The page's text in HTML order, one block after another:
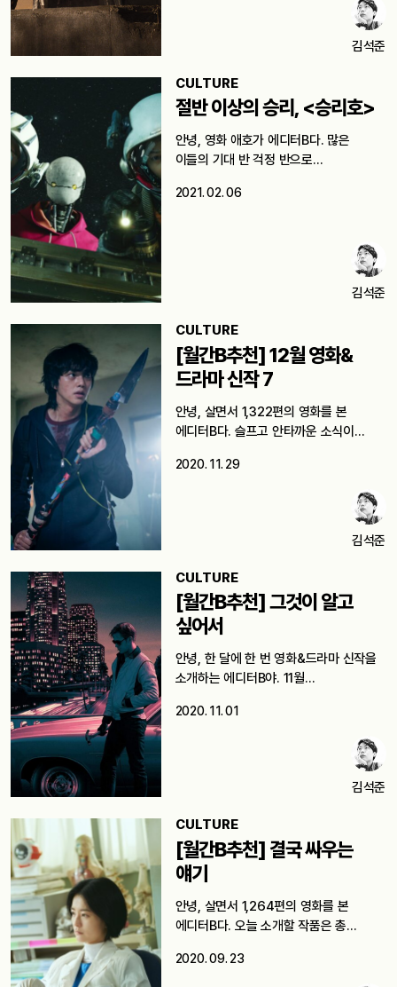
김석준
CULTURE
절반 이상의 승리, <승리호>
안녕, 영화 애호가 에디터B다. 많은
이들의 기대 반 걱정 반으로…
2021. 02. 06
김석준
CULTURE
[월간B추천] 12월 영화&
드라마 신작 7
안녕, 살면서 1,322편의 영화를 본
에디터B다. 슬프고 안타까운 소식이
2020. 11. 29
김석준
CULTURE
[월간B추천] 그것이 알고
싶어서
안녕, 한 달에 한 번 영화&드라마 신작을
소개하는 에디터B야. 11월…
2020. 11. 01
김석준
CULTURE
[월간B추천] 결국 싸우는
얘기
안녕, 살면서 1,264편의 영화를 본
에디터B다. 오늘 소개할 작품은 총
2020. 09. 23